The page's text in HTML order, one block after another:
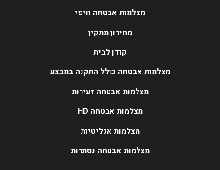
מצלמות אבטחה וויפי
מחירון מתקין
קודן לבית
מצלמות אבטחה כולל התקנה במבצע
מצלמות אבטחה זעירות
מצלמות אבטחה HD
מצלמות אנליטיות
מצלמות אבטחה נסתרות